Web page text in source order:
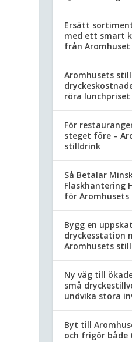
Ersätt
med ett smart
från Aromhuset
Aromhusets
röra lunchpriset
För
steget före –
stilldrink
Så Betalar
Flaskhantering
för Aromhusets
Bygg en
dryckesstation
Aromhusets
Ny väg till
små
undvika stora
Byt till
och frigör både